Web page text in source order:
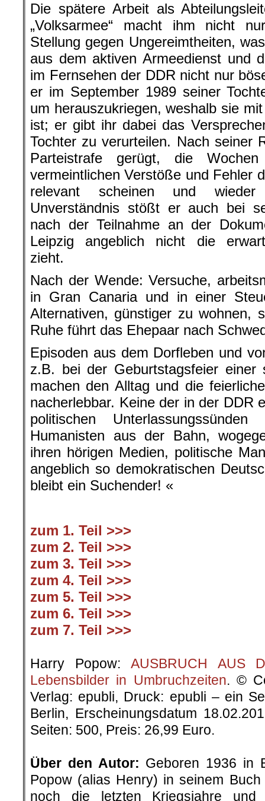
Die spätere Arbeit als
„Volksarmee“ macht ihm nicht
Stellung gegen Ungereimtheiten,
aus dem aktiven Armeedienst und
im Fernsehen der DDR nicht nur
er im September 1989 seiner
um herauszukriegen, weshalb sie
ist; er gibt ihr dabei das
Tochter zu verurteilen. Nach seiner
Parteistrafe gerügt, die
vermeintlichen Verstöße und Fehler
relevant scheinen und
Unverständnis stößt er auch bei
nach der Teilnahme an der
Leipzig angeblich nicht die
zieht.
Nach der Wende: Versuche,
in Gran Canaria und in einer
Alternativen, günstiger zu wohnen,
Ruhe führt das Ehepaar nach
Episoden aus dem Dorfleben und
z.B. bei der Geburtstagsfeier einer
machen den Alltag und die
nacherlebbar. Keine der in der DDR
politischen
Humanisten aus der Bahn,
ihren hörigen Medien, politische
angeblich so demokratischen
bleibt ein Suchender! «
zum 1. Teil >>>
zum 2. Teil >>>
zum 3. Teil >>>
zum 4. Teil >>>
zum 5. Teil >>>
zum 6. Teil >>>
zum 7. Teil >>>
Harry Popow: AUSBRUCH AUS
Lebensbilder in Umbruchzeiten. ©
Verlag: epubli, Druck: epubli – ein
Berlin, Erscheinungsdatum
Seiten: 500, Preis: 26,99 Euro.
Über den Autor: Geboren 1936 in
Popow (alias Henry) in seinem Buch
noch die letzten Kriegsjahre